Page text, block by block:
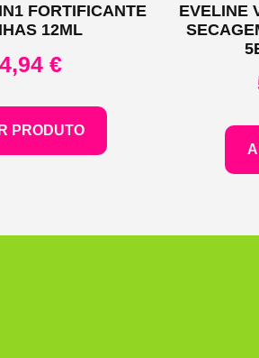
FORTIFICANTE
12ML
4,94€
PRODUTO
EVELINE